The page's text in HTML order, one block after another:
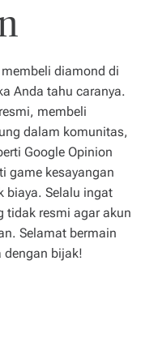
diamond di
Anda tahu caranya.
membeli
dalam komunitas,
Google Opinion
game kesayangan
biaya. Selalu ingat
tidak resmi agar akun
Selamat bermain
dengan bijak!